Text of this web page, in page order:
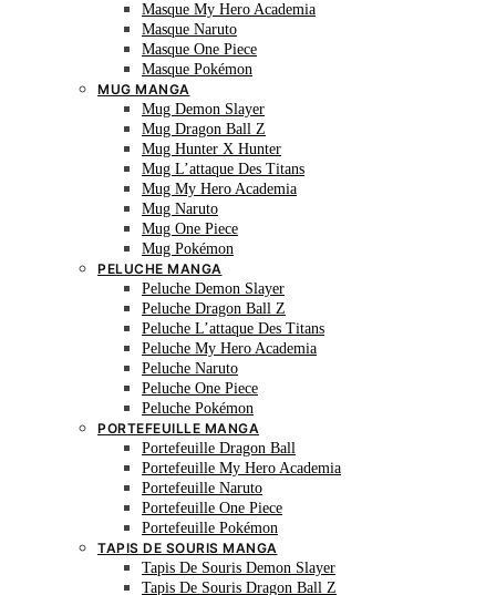
Masque My Hero Academia
Masque Naruto
Masque One Piece
Masque Pokémon
MUG MANGA
Mug Demon Slayer
Mug Dragon Ball Z
Mug Hunter X Hunter
Mug L’attaque Des Titans
Mug My Hero Academia
Mug Naruto
Mug One Piece
Mug Pokémon
PELUCHE MANGA
Peluche Demon Slayer
Peluche Dragon Ball Z
Peluche L’attaque Des Titans
Peluche My Hero Academia
Peluche Naruto
Peluche One Piece
Peluche Pokémon
PORTEFEUILLE MANGA
Portefeuille Dragon Ball
Portefeuille My Hero Academia
Portefeuille Naruto
Portefeuille One Piece
Portefeuille Pokémon
TAPIS DE SOURIS MANGA
Tapis De Souris Demon Slayer
Tapis De Souris Dragon Ball Z